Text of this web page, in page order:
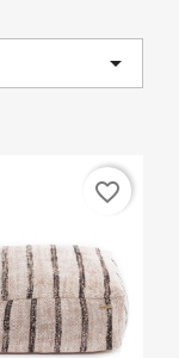

favorite_border